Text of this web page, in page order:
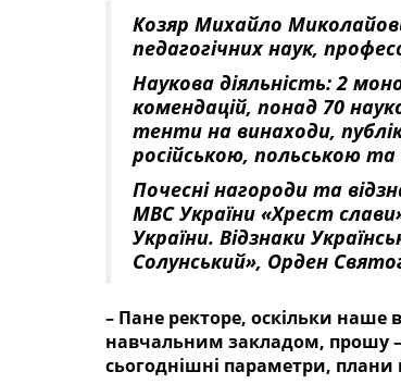
Козяр Михайло
педагогічнихнаук,
Наукова діяльність: 2
комендацій, понад 70
тен­ти на винаходи,
російською, польською
Почесні нагороди та
МВС України «Хрест
України. Відзнаки
Солунський», Орден
– Пане ректоре, оскільки
навчальним закладом, прошу –
сьогоднішні параметри,